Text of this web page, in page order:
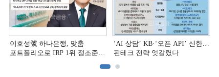
이호성號 하나은행, 맞춤
포트폴리오로 IRP 1위 정조준
‘AI 상담’ KB·‘오픈 API’ 신한…
핀테크 전략 엇갈렸다